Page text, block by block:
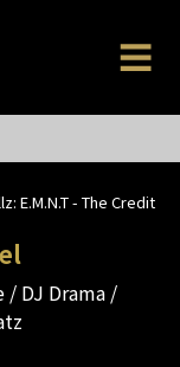
E.M.N.T - The Credit
DJ Drama